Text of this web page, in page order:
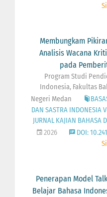
Membungkam
Analisis Wacana
pada
Program Studi
Indonesia, Fakultas
Negeri Medan
DAN SASTRA INDONESIA
JURNAL KAJIAN BAHASA
2026
DOI:
Penerapan Model
Belajar Bahasa